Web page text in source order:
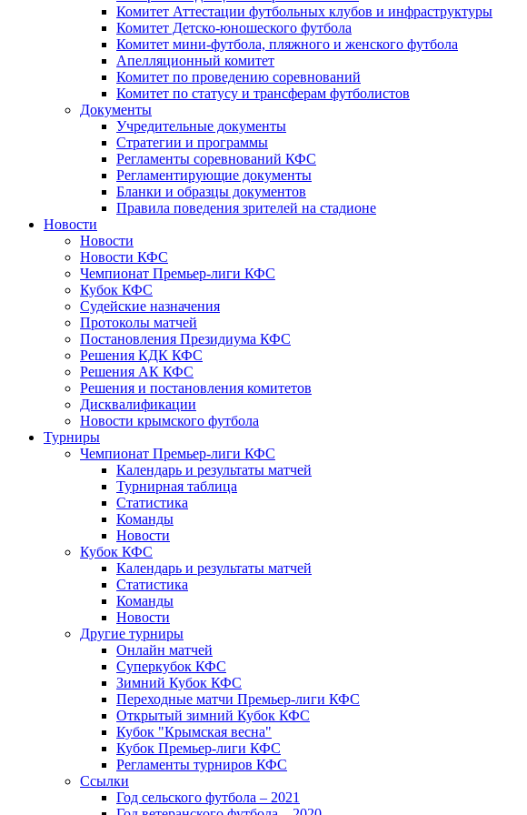
Комитет Аттестации футбольных клубов и инфраструктуры
Комитет Детско-юношеского футбола
Комитет мини-футбола, пляжного и женского футбола
Апелляционный комитет
Комитет по проведению соревнований
Комитет по статусу и трансферам футболистов
Документы
Учредительные документы
Стратегии и программы
Регламенты соревнований КФС
Регламентирующие документы
Бланки и образцы документов
Правила поведения зрителей на стадионе
Новости
Новости
Новости КФС
Чемпионат Премьер-лиги КФС
Кубок КФС
Судейские назначения
Протоколы матчей
Постановления Президиума КФС
Решения КДК КФС
Решения АК КФС
Решения и постановления комитетов
Дисквалификации
Новости крымского футбола
Турниры
Чемпионат Премьер-лиги КФС
Календарь и результаты матчей
Турнирная таблица
Статистика
Команды
Новости
Кубок КФС
Календарь и результаты матчей
Статистика
Команды
Новости
Другие турниры
Онлайн матчей
Суперкубок КФС
Зимний Кубок КФС
Переходные матчи Премьер-лиги КФС
Открытый зимний Кубок КФС
Кубок "Крымская весна"
Кубок Премьер-лиги КФС
Регламенты турниров КФС
Ссылки
Год сельского футбола – 2021